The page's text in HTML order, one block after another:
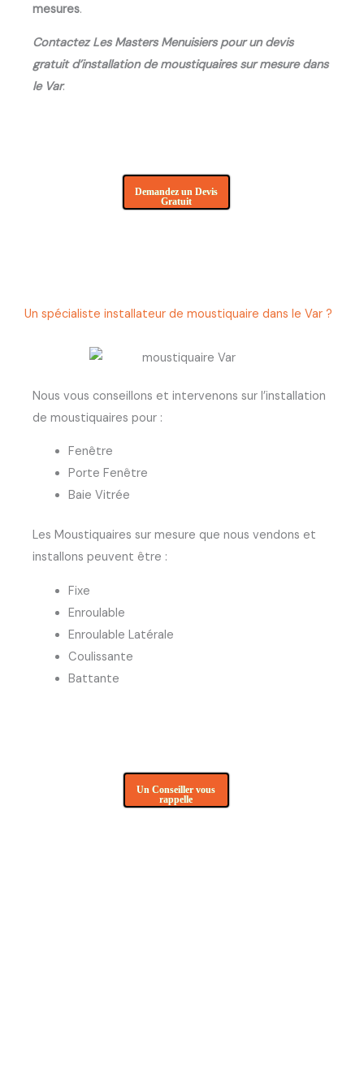
mesures.
Contactez Les Masters Menuisiers pour un devis
gratuit d’installation de moustiquaires sur mesure dans
le Var.
Demandez un Devis
Gratuit
Un spécialiste installateur de moustiquaire dans le Var ?
Nous vous conseillons et intervenons sur l’installation
de moustiquaires pour :
Fenêtre
Porte Fenêtre
Baie Vitrée
Les Moustiquaires sur mesure que nous vendons et
installons peuvent être :
Fixe
Enroulable
Enroulable Latérale
Coulissante
Battante
Un Conseiller vous
rappelle